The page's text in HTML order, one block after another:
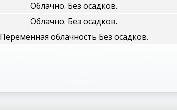
Облачно. Без осадков.
Облачно. Без осадков.
Переменная облачность Без осадков.